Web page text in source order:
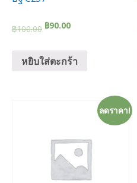
฿100.00 ฿90.00
หยิบใส่ตะกร้า
ลดราคา!